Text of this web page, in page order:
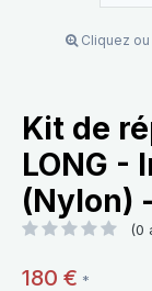
Cliquez ou
Kit de
LONG -
(Nylon)
(0
180 € *